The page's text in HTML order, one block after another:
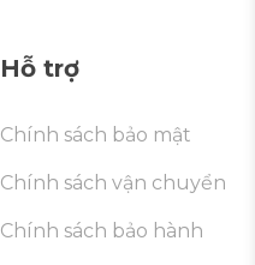
Hỗ trợ
Chính sách bảo mật
Chính sách vận chuyển
Chính sách bảo hành